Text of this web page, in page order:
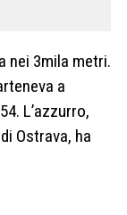
nei 3mila metri.
a
L’azzurro,
Ostrava, ha